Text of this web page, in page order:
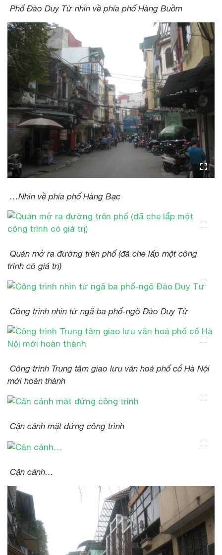
Phố Đào Duy Từ nhìn về phía phố Hàng Buồm
…Nhìn về phía phố Hàng Bạc
Quán mở ra đường trên phố (đã che lấp một công
trình có giá trị)
Công trình nhìn từ ngã ba phố-ngõ Đào Duy Từ
Công trình Trung tâm giao lưu văn hoá phố cổ Hà Nội
mới hoàn thành
Cận cảnh mặt đứng công trình
Cận cảnh…